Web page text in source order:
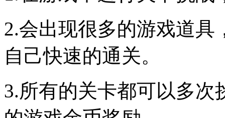
2.会出现很多的游戏道
自己快速的通关。
3.所有的关卡都可以多